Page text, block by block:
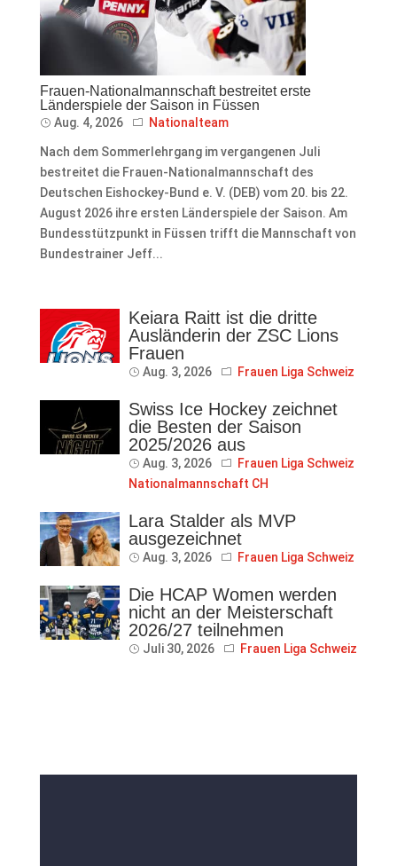
Frauen-Nationalmannschaft bestreitet erste
Länderspiele der Saison in Füssen
Aug. 4, 2026 Nationalteam
Nach dem Sommerlehrgang im vergangenen Juli
bestreitet die Frauen-Nationalmannschaft des
Deutschen Eishockey-Bund e. V. (DEB) vom 20. bis 22.
August 2026 ihre ersten Länderspiele der Saison. Am
Bundesstützpunkt in Füssen trifft die Mannschaft von
Bundestrainer Jeff...
Keiara Raitt ist die dritte
Ausländerin der ZSC Lions
Frauen
Aug. 3, 2026 Frauen Liga Schweiz
Swiss Ice Hockey zeichnet
die Besten der Saison
2025/2026 aus
Aug. 3, 2026
Frauen Liga Schweiz
Nationalmannschaft CH
Lara Stalder als MVP
ausgezeichnet
Aug. 3, 2026 Frauen Liga Schweiz
Die HCAP Women werden
nicht an der Meisterschaft
2026/27 teilnehmen
Juli 30, 2026 Frauen Liga Schweiz